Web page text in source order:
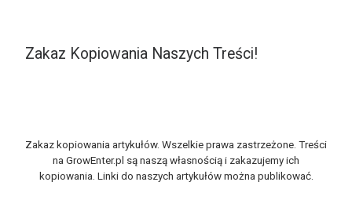
Zakaz Kopiowania Naszych Treści!
Zakaz kopiowania artykułów. Wszelkie prawa zastrzeżone. Treści
na GrowEnter.pl są naszą własnością i zakazujemy ich
kopiowania. Linki do naszych artykułów można publikować.